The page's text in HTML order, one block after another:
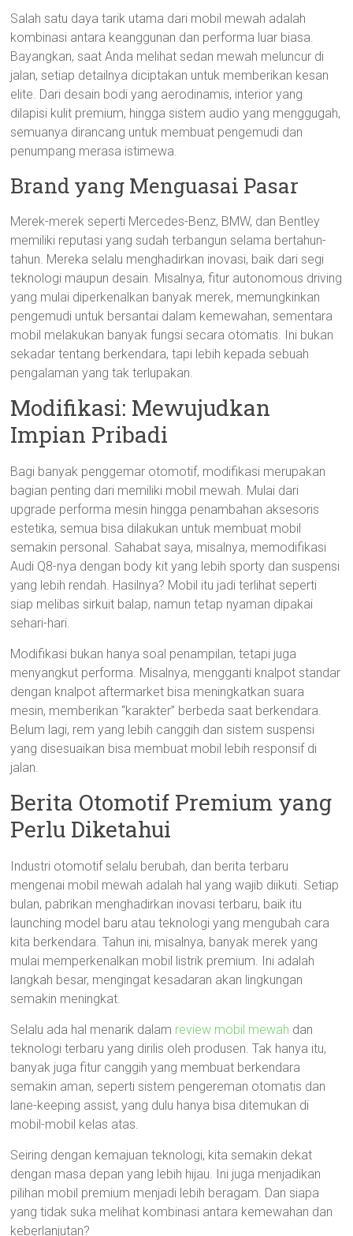
Salah satu daya tarik utama dari mobil mewah adalah
kombinasi antara keanggunan dan performa luar biasa.
Bayangkan, saat Anda melihat sedan mewah meluncur di
jalan, setiap detailnya diciptakan untuk memberikan kesan
elite. Dari desain bodi yang aerodinamis, interior yang
dilapisi kulit premium, hingga sistem audio yang menggugah,
semuanya dirancang untuk membuat pengemudi dan
penumpang merasa istimewa.
Brand yang Menguasai Pasar
Merek-merek seperti Mercedes-Benz, BMW, dan Bentley
memiliki reputasi yang sudah terbangun selama bertahun-
tahun. Mereka selalu menghadirkan inovasi, baik dari segi
teknologi maupun desain. Misalnya, fitur autonomous driving
yang mulai diperkenalkan banyak merek, memungkinkan
pengemudi untuk bersantai dalam kemewahan, sementara
mobil melakukan banyak fungsi secara otomatis. Ini bukan
sekadar tentang berkendara, tapi lebih kepada sebuah
pengalaman yang tak terlupakan.
Modifikasi: Mewujudkan
Impian Pribadi
Bagi banyak penggemar otomotif, modifikasi merupakan
bagian penting dari memiliki mobil mewah. Mulai dari
upgrade performa mesin hingga penambahan aksesoris
estetika, semua bisa dilakukan untuk membuat mobil
semakin personal. Sahabat saya, misalnya, memodifikasi
Audi Q8-nya dengan body kit yang lebih sporty dan suspensi
yang lebih rendah. Hasilnya? Mobil itu jadi terlihat seperti
siap melibas sirkuit balap, namun tetap nyaman dipakai
sehari-hari.
Modifikasi bukan hanya soal penampilan, tetapi juga
menyangkut performa. Misalnya, mengganti knalpot standar
dengan knalpot aftermarket bisa meningkatkan suara
mesin, memberikan “karakter” berbeda saat berkendara.
Belum lagi, rem yang lebih canggih dan sistem suspensi
yang disesuaikan bisa membuat mobil lebih responsif di
jalan.
Berita Otomotif Premium yang
Perlu Diketahui
Industri otomotif selalu berubah, dan berita terbaru
mengenai mobil mewah adalah hal yang wajib diikuti. Setiap
bulan, pabrikan menghadirkan inovasi terbaru, baik itu
launching model baru atau teknologi yang mengubah cara
kita berkendara. Tahun ini, misalnya, banyak merek yang
mulai memperkenalkan mobil listrik premium. Ini adalah
langkah besar, mengingat kesadaran akan lingkungan
semakin meningkat.
Selalu ada hal menarik dalam review mobil mewah dan
teknologi terbaru yang dirilis oleh produsen. Tak hanya itu,
banyak juga fitur canggih yang membuat berkendara
semakin aman, seperti sistem pengereman otomatis dan
lane-keeping assist, yang dulu hanya bisa ditemukan di
mobil-mobil kelas atas.
Seiring dengan kemajuan teknologi, kita semakin dekat
dengan masa depan yang lebih hijau. Ini juga menjadikan
pilihan mobil premium menjadi lebih beragam. Dan siapa
yang tidak suka melihat kombinasi antara kemewahan dan
keberlanjutan?